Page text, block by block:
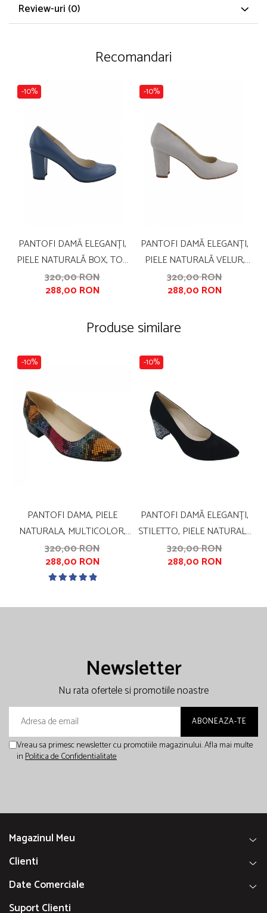
Review-uri (0)
Recomandari
-10%
PANTOFI DAMĂ ELEGANȚI,
PIELE NATURALĂ BOX, TOC
MEDIU GROS ÎMBRĂCAT,
ALBASTRU, SANDALI
320,00 RON
288,00 RON
-10%
PANTOFI DAMĂ ELEGANȚI,
PIELE NATURALĂ VELUR,
TOC MEDIU GROS ÎMBRĂCAT,
GRI. SANDALI
320,00 RON
288,00 RON
Produse similare
-10%
PANTOFI DAMA, PIELE
NATURALA, MULTICOLOR,
CU IMPRIMEU SARPE, TOC
MIC, GROS, SANDALI
320,00 RON
288,00 RON
-10%
PANTOFI DAMĂ ELEGANȚI,
STILETTO, PIELE NATURALĂ
VELUR, TOC GROS
ÎMBRĂCAT, NEGRU ZIG-ZAG,
320,00 RON
288,00 RON
Newsletter
Nu rata ofertele si promotiile noastre
Vreau sa primesc newsletter cu promotiile magazinului. Afla mai multe
inPolitica de Confidentialitate
Magazinul Meu
Clienti
Date Comerciale
Suport Clienti